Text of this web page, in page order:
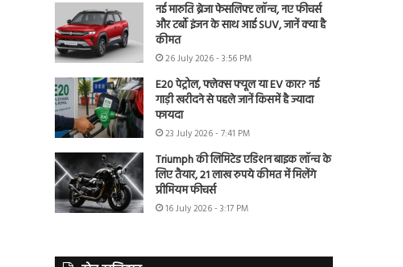
नई मारुति ब्रेजा फेसलिफ्ट लॉन्च, नए फीचर्स
और टर्बो इंजन के साथ आई SUV, जानें क्या है
कीमत
26 July 2026 - 3:56 PM
E20 पेट्रोल, फ्लेक्स फ्यूल या EV कार? नई
गाड़ी खरीदने से पहले जानें किसमें है ज्यादा
फायदा
23 July 2026 - 7:41 PM
Triumph की लिमिटेड एडिशन बाइक लॉन्च के
लिए तैयार, 21 लाख रुपये कीमत में मिलेंगे
प्रीमियम फीचर्स
16 July 2026 - 3:17 PM